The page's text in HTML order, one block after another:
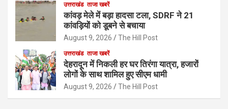
उत्तराखंड ताजा खबरें
कांवड़ मेले में बड़ा हादसा टला, SDRF ने 21
कांवड़ियों को डूबने से बचाया
August 9, 2026 The Hill Post
उत्तराखंड ताजा खबरें
देहरादून में निकली हर घर तिरंगा यात्रा, हजारों
लोगों के साथ शामिल हुए सीएम धामी
August 9, 2026 The Hill Post